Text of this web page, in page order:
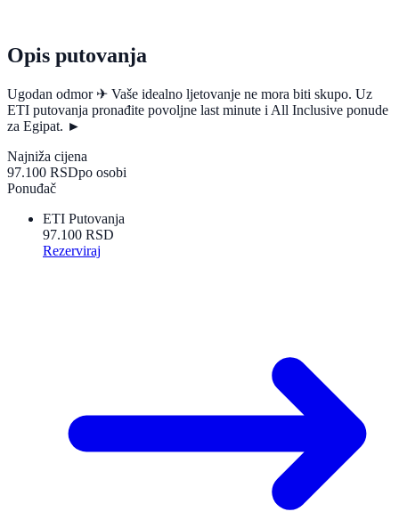
Opis putovanja
Ugodan odmor ✈ Vaše idealno ljetovanje ne mora biti skupo. Uz
ETI putovanja pronađite povoljne last minute i All Inclusive ponude
za Egipat. ►
Najniža cijena
97.100 RSDpo osobi
Ponuđač
ETI Putovanja
97.100 RSD
Rezerviraj